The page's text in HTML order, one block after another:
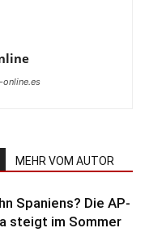
MEHR VOM AUTOR
Spaniens? Die AP-
steigt im Sommer